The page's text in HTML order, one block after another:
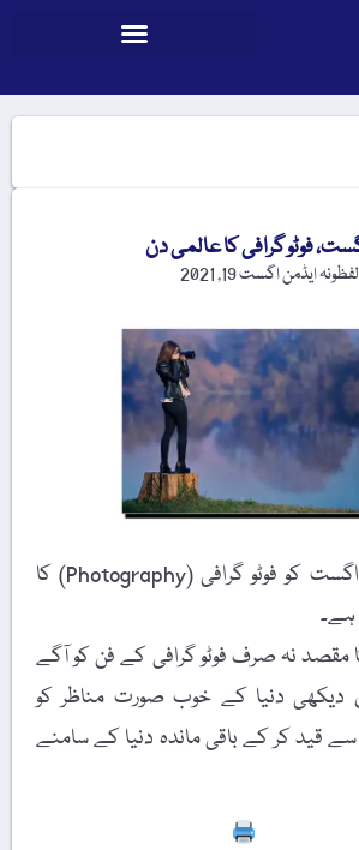
لفظونہ ایڈمناگست 19, 2021
پوری دنیا میں 19 اگست کو فوٹو گرافی (Photography) کا
ہے۔
مقصد نہ صرف فوٹو گرافی کے فن کو آگے
دیکھی دنیا کے خوب صورت مناظر کو
قید کر کے باقی ماندہ دنیا کے سامنے